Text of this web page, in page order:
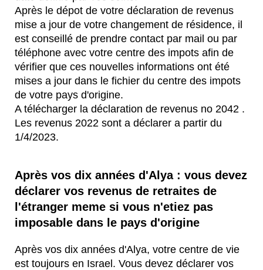
Après le dépot de votre déclaration de revenus
mise a jour de votre changement de résidence, il
est conseillé de prendre contact par mail ou par
téléphone avec votre centre des impots afin de
vérifier que ces nouvelles informations ont été
mises a jour dans le fichier du centre des impots
de votre pays d'origine.
A télécharger la déclaration de revenus no 2042 .
Les revenus 2022 sont a déclarer a partir du
1/4/2023.
Après vos dix années d'Alya : vous devez
déclarer vos revenus de retraites de
l'étranger meme si vous n'etiez pas
imposable dans le pays d'origine
Après vos dix années d'Alya, votre centre de vie
est toujours en Israel. Vous devez déclarer vos